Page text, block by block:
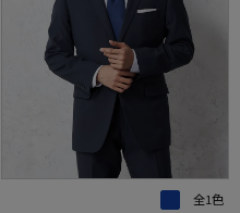
全1色